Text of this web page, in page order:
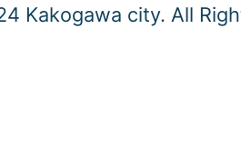
Kakogawa city. All